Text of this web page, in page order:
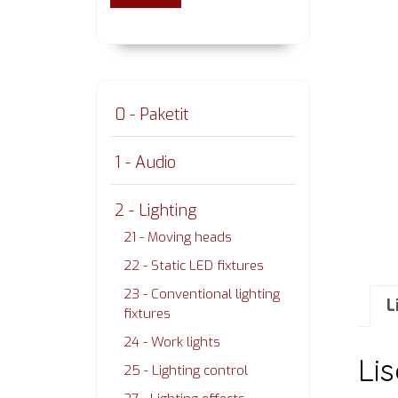
0 - Paketit
1 - Audio
2 - Lighting
21 - Moving heads
22 - Static LED fixtures
23 - Conventional lighting
fixtures
24 - Work lights
25 - Lighting control